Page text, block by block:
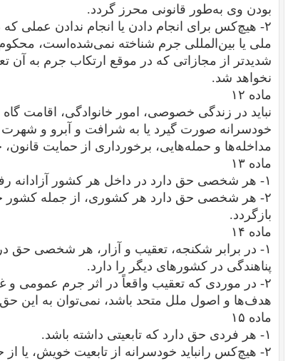
بودن وی به‌طور قانونی محرز گردد.
۲- هیچ‌کس برای انجام دادن یا انجام ندادن عملی
ملی یا بین‌المللی جرم شناخته نمی‌شده‌است،
شدیدتر از مجازاتی که در موقع ارتکاب جرم به
نخواهد شد.
ماده ۱۲
نباید در زندگی خصوصی، امور خانوادگی، اقامت
خودسرانه صورت گیرد یا به شرافت و آبرو و
مداخله‌ها و حمله‌هایی، برخورداری از حمایت
ماده ۱۳
۱- هر شخصی حق دارد در داخل هر کشور آزادانه رفت وآمد کند و اقامتگاه خود را برگزیند.
۲- هر شخصی حق دارد هر کشوری، از جمله کشور
بازگردد.
ماده ۱۴
۱- در برابر شکنجه، تعقیب و آزار، هر شخصی حق
پناهندگی در کشورهای دیگر را دارد.
۲- در موردی که تعقیب واقعاً در اثر جرم عمومی و
هدف‌ها و اصول ملل متحد باشد، نمی‌توان به این حق
ماده ۱۵
۱- هر فردی حق دارد که تابعیتی داشته باشد.
۲- هیچ‌کس رانباید خودسرانه از تابعیت خویش، یا از حق تغییر تابعیت محروم کرد.